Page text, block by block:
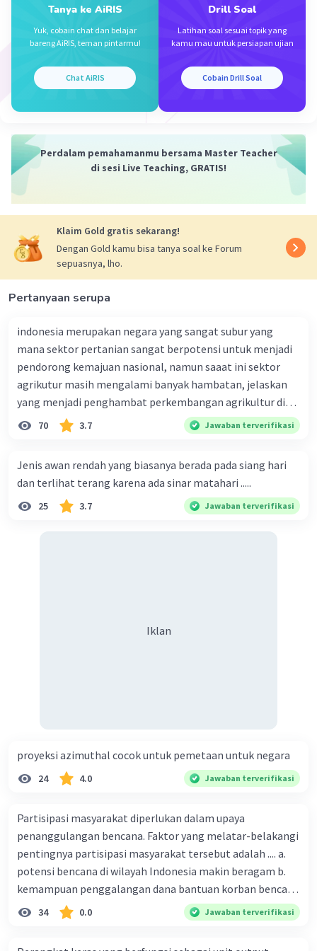
sehingga menimbulkan kekeringan, banjir, dan
kebakaran hutan.
yaitu:
1. Melakukan reboisasi.
terbuka hijau.
5. Memasang early warning system.
Indonesia dipengaruhi oleh kondisi letak geografis,
astronomis, dan geologis.
Beri Rating ·0.0(0) Balas
Iklan
Tanya ke AiRIS
Yuk, cobain chat dan belajar
bareng AiRIS, teman pintarmu!
Chat AiRIS
Drill Soal
Latihan soal sesuai topik yang
kamu mau untuk persiapan ujian
Cobain Drill Soal
Perdalam pemahamanmu bersama Master Teacher
di sesi Live Teaching, GRATIS!
Klaim Gold gratis sekarang!
Dengan Gold kamu bisa tanya soal ke Forum
sepuasnya, lho.
Pertanyaan serupa
indonesia merupakan negara yang sangat subur yang
mana sektor pertanian sangat berpotensi untuk menjadi
pendorong kemajuan nasional, namun saaat ini sektor
agrikutur masih mengalami banyak hambatan, jelaskan
yang menjadi penghambat perkembangan agrikultur di
indonesia
70 3.7 Jawaban terverifikasi
Jenis awan rendah yang biasanya berada pada siang hari
dan terlihat terang karena ada sinar matahari .....
25 3.7 Jawaban terverifikasi
Iklan
proyeksi azimuthal cocok untuk pemetaan untuk negara
24 4.0 Jawaban terverifikasi
Partisipasi masyarakat diperlukan dalam upaya
penanggulangan bencana. Faktor yang melatar-belakangi
pentingnya partisipasi masyarakat tersebut adalah .... a.
potensi bencana di wilayah Indonesia makin beragam b.
kemampuan penggalangan dana bantuan korban bencana
makin tinggi c. pemahaman pendidikan kebencanaan
kepada masyarakat masih rendah d. masyarakat
34 0.0 Jawaban terverifikasi